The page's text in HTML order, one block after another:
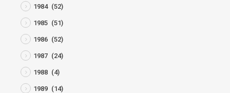
1984 (52)
1985 (51)
1986 (52)
1987 (24)
1988 (4)
1989 (14)